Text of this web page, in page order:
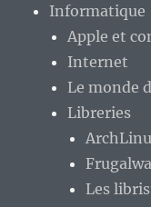
Informatique
Apple et
Internet
Le monde
Libreries
Les